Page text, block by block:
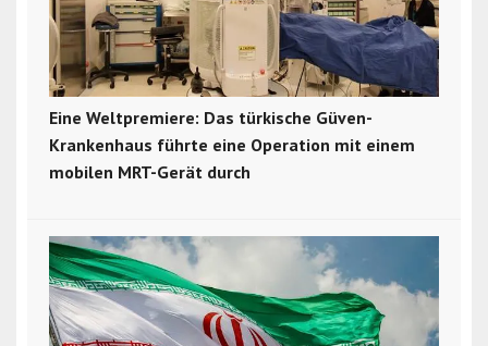
Eine Weltpremiere: Das türkische Güven-
Krankenhaus führte eine Operation mit einem
mobilen MRT-Gerät durch